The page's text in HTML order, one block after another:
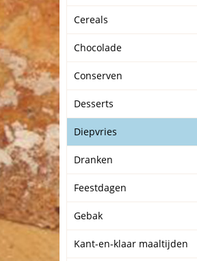
Cereals
Chocolade
Conserven
Desserts
Diepvries
Dranken
Feestdagen
Gebak
Kant-en-klaar maaltijden